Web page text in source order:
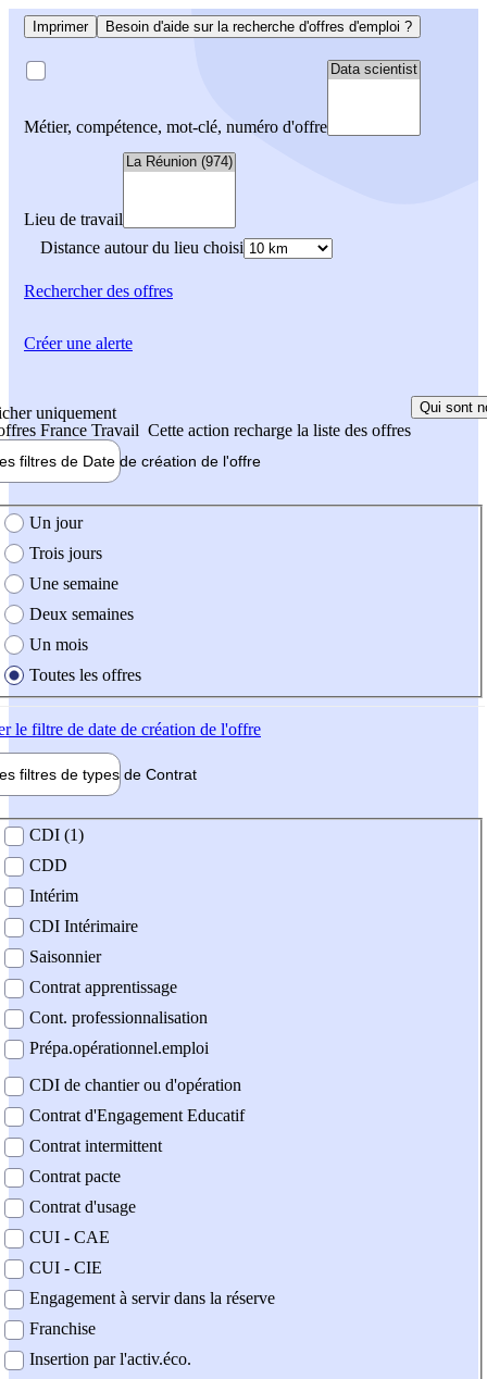
Imprimer Besoin d'aide sur la recherche d'offres d'emploi ?
Métier, compétence, mot-clé, numéro d'offre
Lieu de travail
Distance autour du lieu choisi
Rechercherdes offres
uniquement
France Travail Cette action recharge la liste des offres
Qui sont
filtres de Date de création de l'offre
création de l'offre
Un jour
Trois jours
Une semaine
Deux semaines
Un mois
Toutes les offres
le filtre de date de création de l'offre
filtres de types de Contrat
contrat
CDI (1)
CDD
Intérim
CDI Intérimaire
Saisonnier
Contrat apprentissage
Cont. professionnalisation
Prépa.opérationnel.emploi
CDI de chantier ou d'opération
Contrat d'Engagement Educatif
Contrat intermittent
Contrat pacte
Contrat d'usage
CUI - CAE
CUI - CIE
Engagement à servir dans la réserve
Franchise
Insertion par l'activ.éco.
Créer une alerte